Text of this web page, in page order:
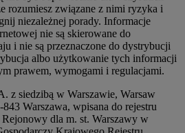
rozumiesz związane z nimi ryzyka i
niezależnej porady. Informacje
nie są skierowane do
i nie są przeznaczone do dystrybucji
albo użytkowanie tych informacji
prawem, wymogami i regulacjami.
z siedzibą w Warszawie, Warsaw
Warszawa, wpisana do rejestru
dla m. st. Warszawy w